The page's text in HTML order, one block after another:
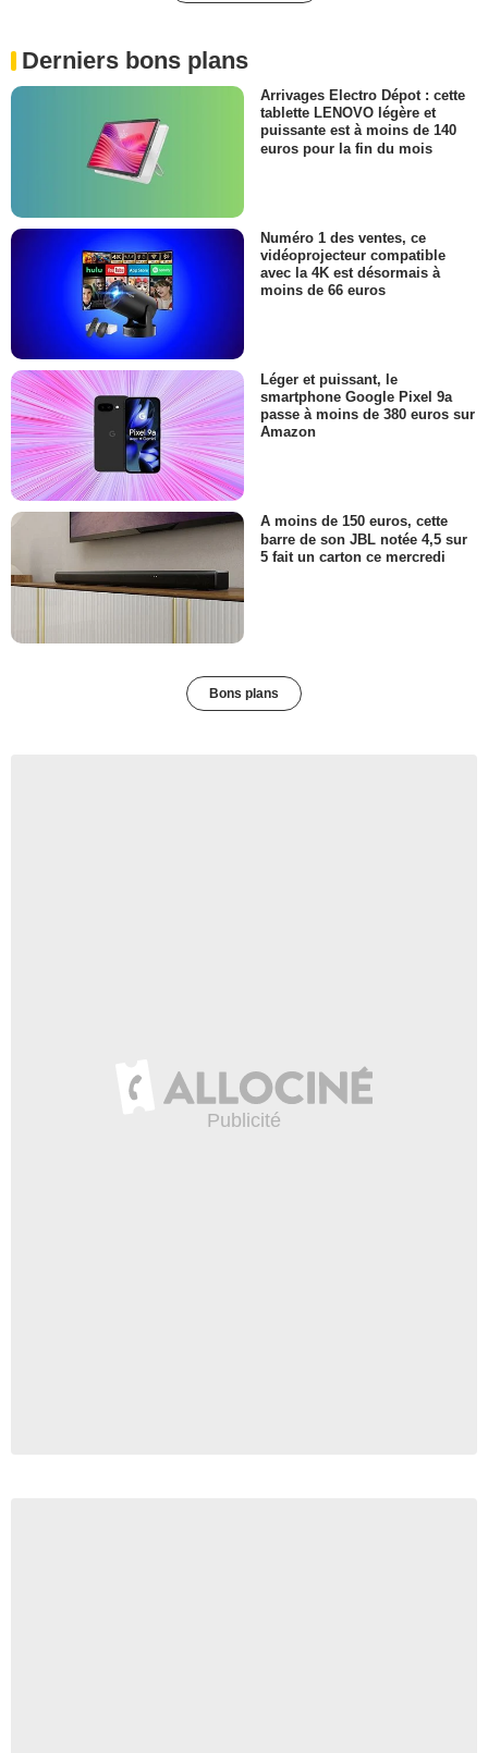
Derniers bons plans
Arrivages Electro Dépot : cette
tablette LENOVO légère et
puissante est à moins de 140
euros pour la fin du mois
Numéro 1 des ventes, ce
vidéoprojecteur compatible
avec la 4K est désormais à
moins de 66 euros
Léger et puissant, le
smartphone Google Pixel 9a
passe à moins de 380 euros sur
Amazon
A moins de 150 euros, cette
barre de son JBL notée 4,5 sur
5 fait un carton ce mercredi
Bons plans